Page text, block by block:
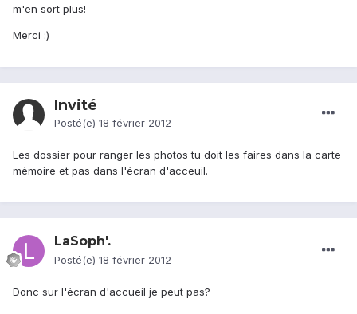
m'en sort plus!
Merci :)
Invité
Posté(e) 18 février 2012
Les dossier pour ranger les photos tu doit les faires dans la carte
mémoire et pas dans l'écran d'acceuil.
LaSoph'.
Posté(e) 18 février 2012
Donc sur l'écran d'accueil je peut pas?